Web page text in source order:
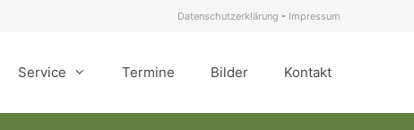
Datenschutzerklärung - Impressum
Service Termine Bilder Kontakt